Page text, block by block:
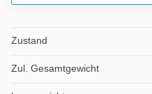
Zustand
Zul. Gesamtgewicht